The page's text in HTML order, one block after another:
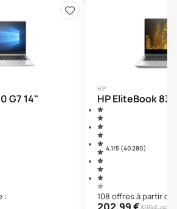
G7 14"
:
HP
HP EliteBook
4.1/5 (40 280)
108 offresà partir de